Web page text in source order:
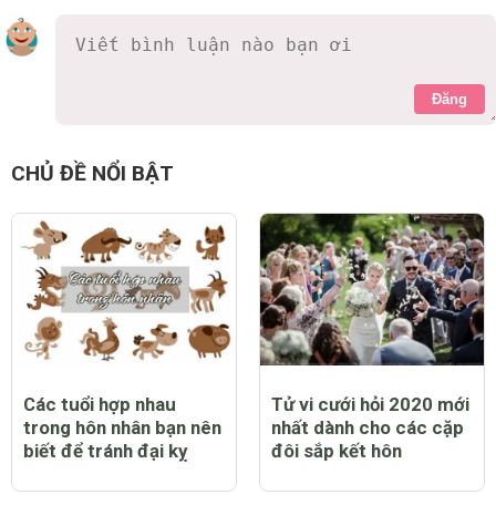
Đăng
CHỦ ĐỀ NỔI BẬT
Các tuổi hợp nhau
trong hôn nhân bạn nên
biết để tránh đại kỵ
Tử vi cưới hỏi 2020 mới
nhất dành cho các cặp
đôi sắp kết hôn